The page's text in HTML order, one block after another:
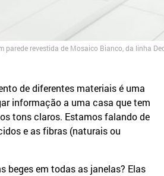
parede revestida de Mosaico Bianco, da linha
de diferentes materiais é uma
informação a uma casa que tem
tons claros. Estamos falando de
e as fibras (naturais ou
beges em todas as janelas? Elas